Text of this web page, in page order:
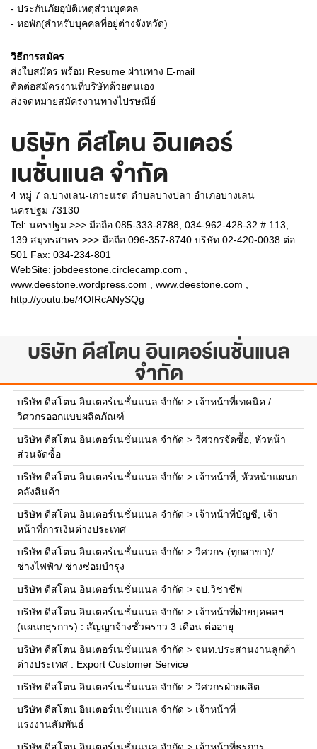
- ประกันภัยอุบัติเหตุส่วนบุคคล
- หอพัก(สำหรับบุคคลที่อยู่ต่างจังหวัด)
วิธีการสมัคร
ส่งใบสมัคร พร้อม Resume ผ่านทาง E-mail
ติดต่อสมัครงานที่บริษัทด้วยตนเอง
ส่งจดหมายสมัครงานทางไปรษณีย์
บริษัท ดีสโตน อินเตอร์
เนชั่นแนล จำกัด
4 หมู่ 7 ถ.บางเลน-เกาะแรต ตำบลบางปลา อำเภอบางเลน
นครปฐม 73130
Tel: นครปฐม >>> มือถือ 085-333-8788, 034-962-428-32 # 113,
139 สมุทรสาคร >>> มือถือ 096-357-8740 บริษัท 02-420-0038 ต่อ
501 Fax: 034-234-801
WebSite: jobdeestone.circlecamp.com ,
www.deestone.wordpress.com , www.deestone.com ,
http://youtu.be/4OfRcANySQg
บริษัท ดีสโตน อินเตอร์เนชั่นแนล
จำกัด
บริษัท ดีสโตน อินเตอร์เนชั่นแนล จำกัด > เจ้าหน้าที่เทคนิค /
วิศวกรออกแบบผลิตภัณฑ์
บริษัท ดีสโตน อินเตอร์เนชั่นแนล จำกัด > วิศวกรจัดซื้อ, หัวหน้า
ส่วนจัดซื้อ
บริษัท ดีสโตน อินเตอร์เนชั่นแนล จำกัด > เจ้าหน้าที่, หัวหน้าแผนก
คลังสินค้า
บริษัท ดีสโตน อินเตอร์เนชั่นแนล จำกัด > เจ้าหน้าที่บัญชี, เจ้า
หน้าที่การเงินต่างประเทศ
บริษัท ดีสโตน อินเตอร์เนชั่นแนล จำกัด > วิศวกร (ทุกสาขา)/
ช่างไฟฟ้า/ ช่างซ่อมบำรุง
บริษัท ดีสโตน อินเตอร์เนชั่นแนล จำกัด > จป.วิชาชีพ
บริษัท ดีสโตน อินเตอร์เนชั่นแนล จำกัด > เจ้าหน้าที่ฝ่ายบุคคลฯ
(แผนกธุรการ) : สัญญาจ้างชั่วคราว 3 เดือน ต่ออายุ
บริษัท ดีสโตน อินเตอร์เนชั่นแนล จำกัด > จนท.ประสานงานลูกค้า
ต่างประเทศ : Export Customer Service
บริษัท ดีสโตน อินเตอร์เนชั่นแนล จำกัด > วิศวกรฝ่ายผลิต
บริษัท ดีสโตน อินเตอร์เนชั่นแนล จำกัด > เจ้าหน้าที่
แรงงานสัมพันธ์